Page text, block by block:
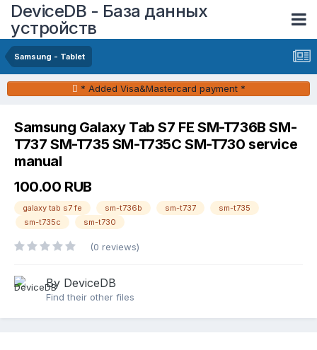
DeviceDB - База данных
устройств
Samsung - Tablet
* Added Visa&Mastercard payment *
Samsung Galaxy Tab S7 FE SM-T736B SM-
T737 SM-T735 SM-T735C SM-T730 service
manual
100.00 RUB
galaxy tab s7 fe sm-t736b sm-t737
sm-t735
sm-t735c
sm-t730
(0 reviews)
By DeviceDB
Find their other files